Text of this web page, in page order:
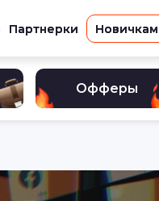
Партнерки Новичкам
Офферы